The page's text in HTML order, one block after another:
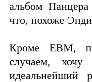
альбом
что, похоже
Кроме EBM,
случаем,
идеальнейший